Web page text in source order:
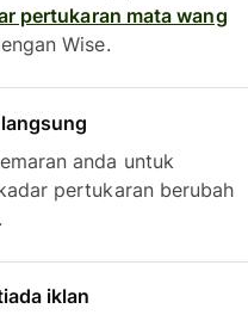
pertukaran mata wang
Wise.
anda untuk
pertukaran berubah
iklan